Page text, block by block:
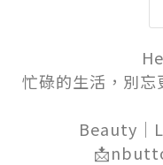
忙碌的生活，別
Beauty｜